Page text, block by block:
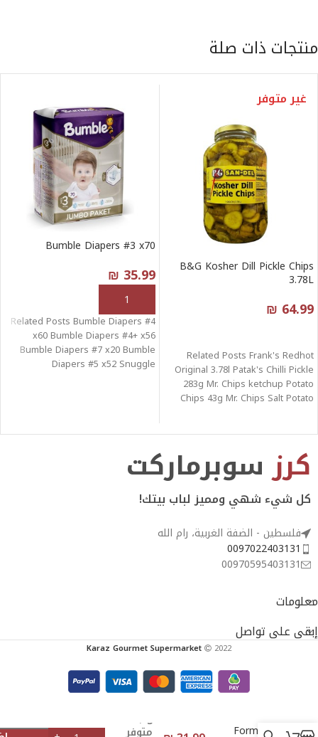
منتجات ذات صلة
غير متوفر
B&G Kosher Dill Pickle Chips
3.78L
₪ 64.99
Related Posts Frank's Redhot
Original 3.78l Patak's Chilli Pickle
283g Mr. Chips ketchup Potato
Chips 43g Mr. Chips Salt Potato
Bumble Diapers #3 x70
₪ 35.99
إضافة إلى السلة
Related Posts Bumble Diapers #4
x60 Bumble Diapers #4+ x56
Bumble Diapers #7 x20 Bumble
Diapers #5 x52 Snuggle
كرز سوبرماركت
كل شيء شهي ومميز لباب بيتك!
فلسطين - الضفة الغربية، رام الله
0097022403131
00970595403131
معلومات
إبقى على تواصل
Karaz Gourmet Supermarket 2022
Formula
3
متوفر